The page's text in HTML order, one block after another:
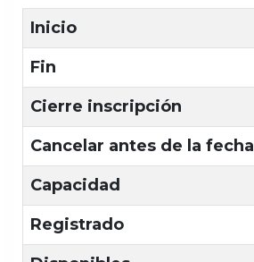
Inicio
Fin
Cierre inscripción
Cancelar antes de la fecha
Capacidad
Registrado